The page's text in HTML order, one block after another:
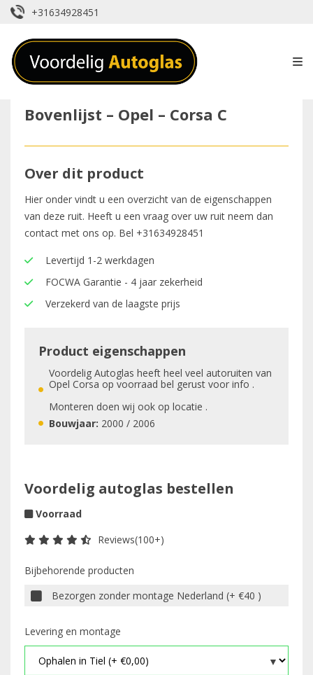
+31634928451
Bovenlijst – Opel – Corsa C
Over dit product
Hier onder vindt u een overzicht van de eigenschappen
van deze ruit. Heeft u een vraag over uw ruit neem dan
contact met ons op. Bel +31634928451
Levertijd 1-2 werkdagen
FOCWA Garantie - 4 jaar zekerheid
Verzekerd van de laagste prijs
Product eigenschappen
Voordelig Autoglas heeft heel veel autoruiten van
Opel Corsa op voorraad bel gerust voor info .
Monteren doen wij ook op locatie .
Bouwjaar: 2000 / 2006
Voordelig autoglas bestellen
Voorraad
Reviews(100+)
Bijbehorende producten
Bezorgen zonder montage Nederland (+ €40 )
Levering en montage